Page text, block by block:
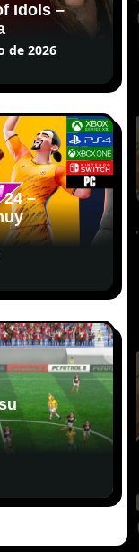
Idols –
de 2026
–